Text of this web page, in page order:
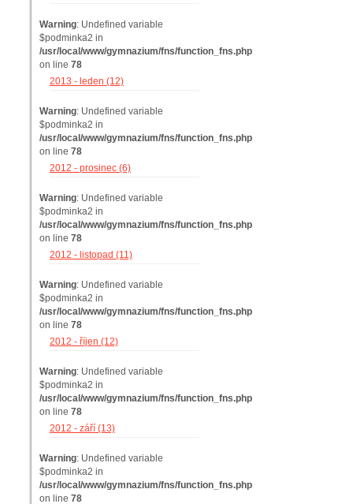
Warning: Undefined variable
$podminka2 in
/usr/local/www/gymnazium/fns/function_fns.php
on line 78
2013 - leden (12)
Warning: Undefined variable
$podminka2 in
/usr/local/www/gymnazium/fns/function_fns.php
on line 78
2012 - prosinec (6)
Warning: Undefined variable
$podminka2 in
/usr/local/www/gymnazium/fns/function_fns.php
on line 78
2012 - listopad (11)
Warning: Undefined variable
$podminka2 in
/usr/local/www/gymnazium/fns/function_fns.php
on line 78
2012 - říjen (12)
Warning: Undefined variable
$podminka2 in
/usr/local/www/gymnazium/fns/function_fns.php
on line 78
2012 - září (13)
Warning: Undefined variable
$podminka2 in
/usr/local/www/gymnazium/fns/function_fns.php
on line 78